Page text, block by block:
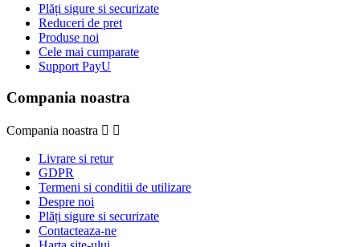
Plăți sigure si securizate
Reduceri de pret
Produse noi
Cele mai cumparate
Support PayU
Compania noastra
Compania noastra  
Livrare si retur
GDPR
Termeni si conditii de utilizare
Despre noi
Plăți sigure si securizate
Contacteaza-ne